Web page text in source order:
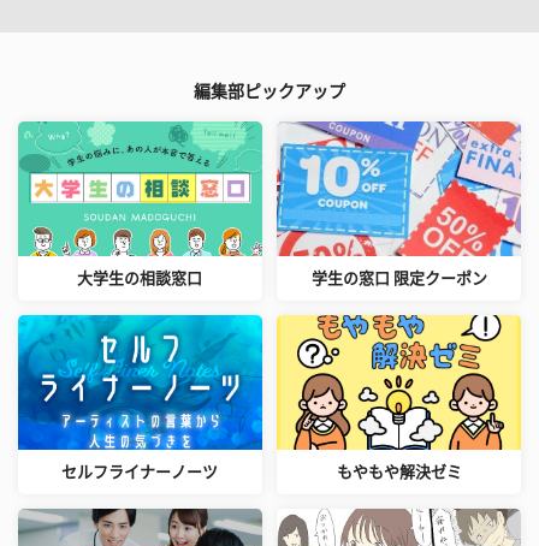
編集部ピックアップ
大学生の相談窓口 学生の窓口 限定クーポン
セルフライナーノーツ もやもや解決ゼミ